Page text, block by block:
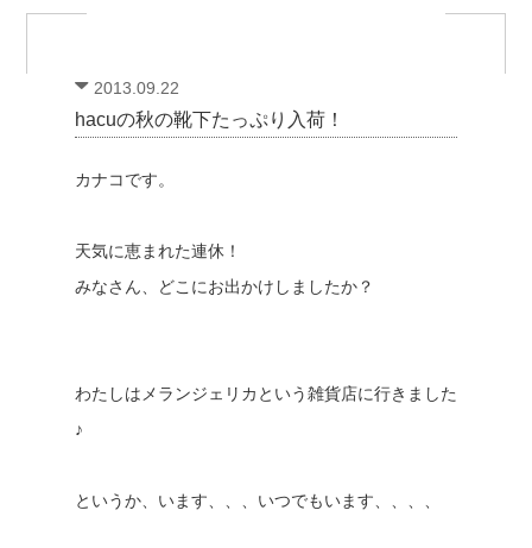
2013.09.22
hacuの秋の靴下たっぷり入荷！
カナコです。
天気に恵まれた連休！
みなさん、どこにお出かけしましたか？
わたしはメランジェリカという雑貨店に行きました
♪
というか、います、、、いつでもいます、、、、